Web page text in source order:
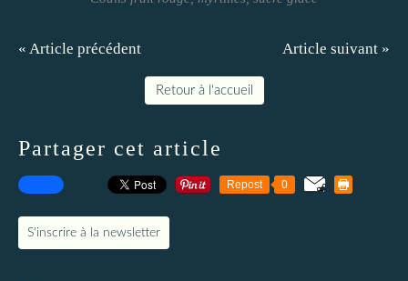
« Article précédent Article suivant »
Retour à l'accueil
Partager cet article
Repost 0
S'inscrire à la newsletter